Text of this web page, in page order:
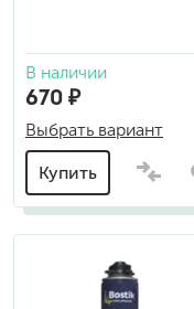
В наличии
670 ₽
Выбрать вариант
Купить